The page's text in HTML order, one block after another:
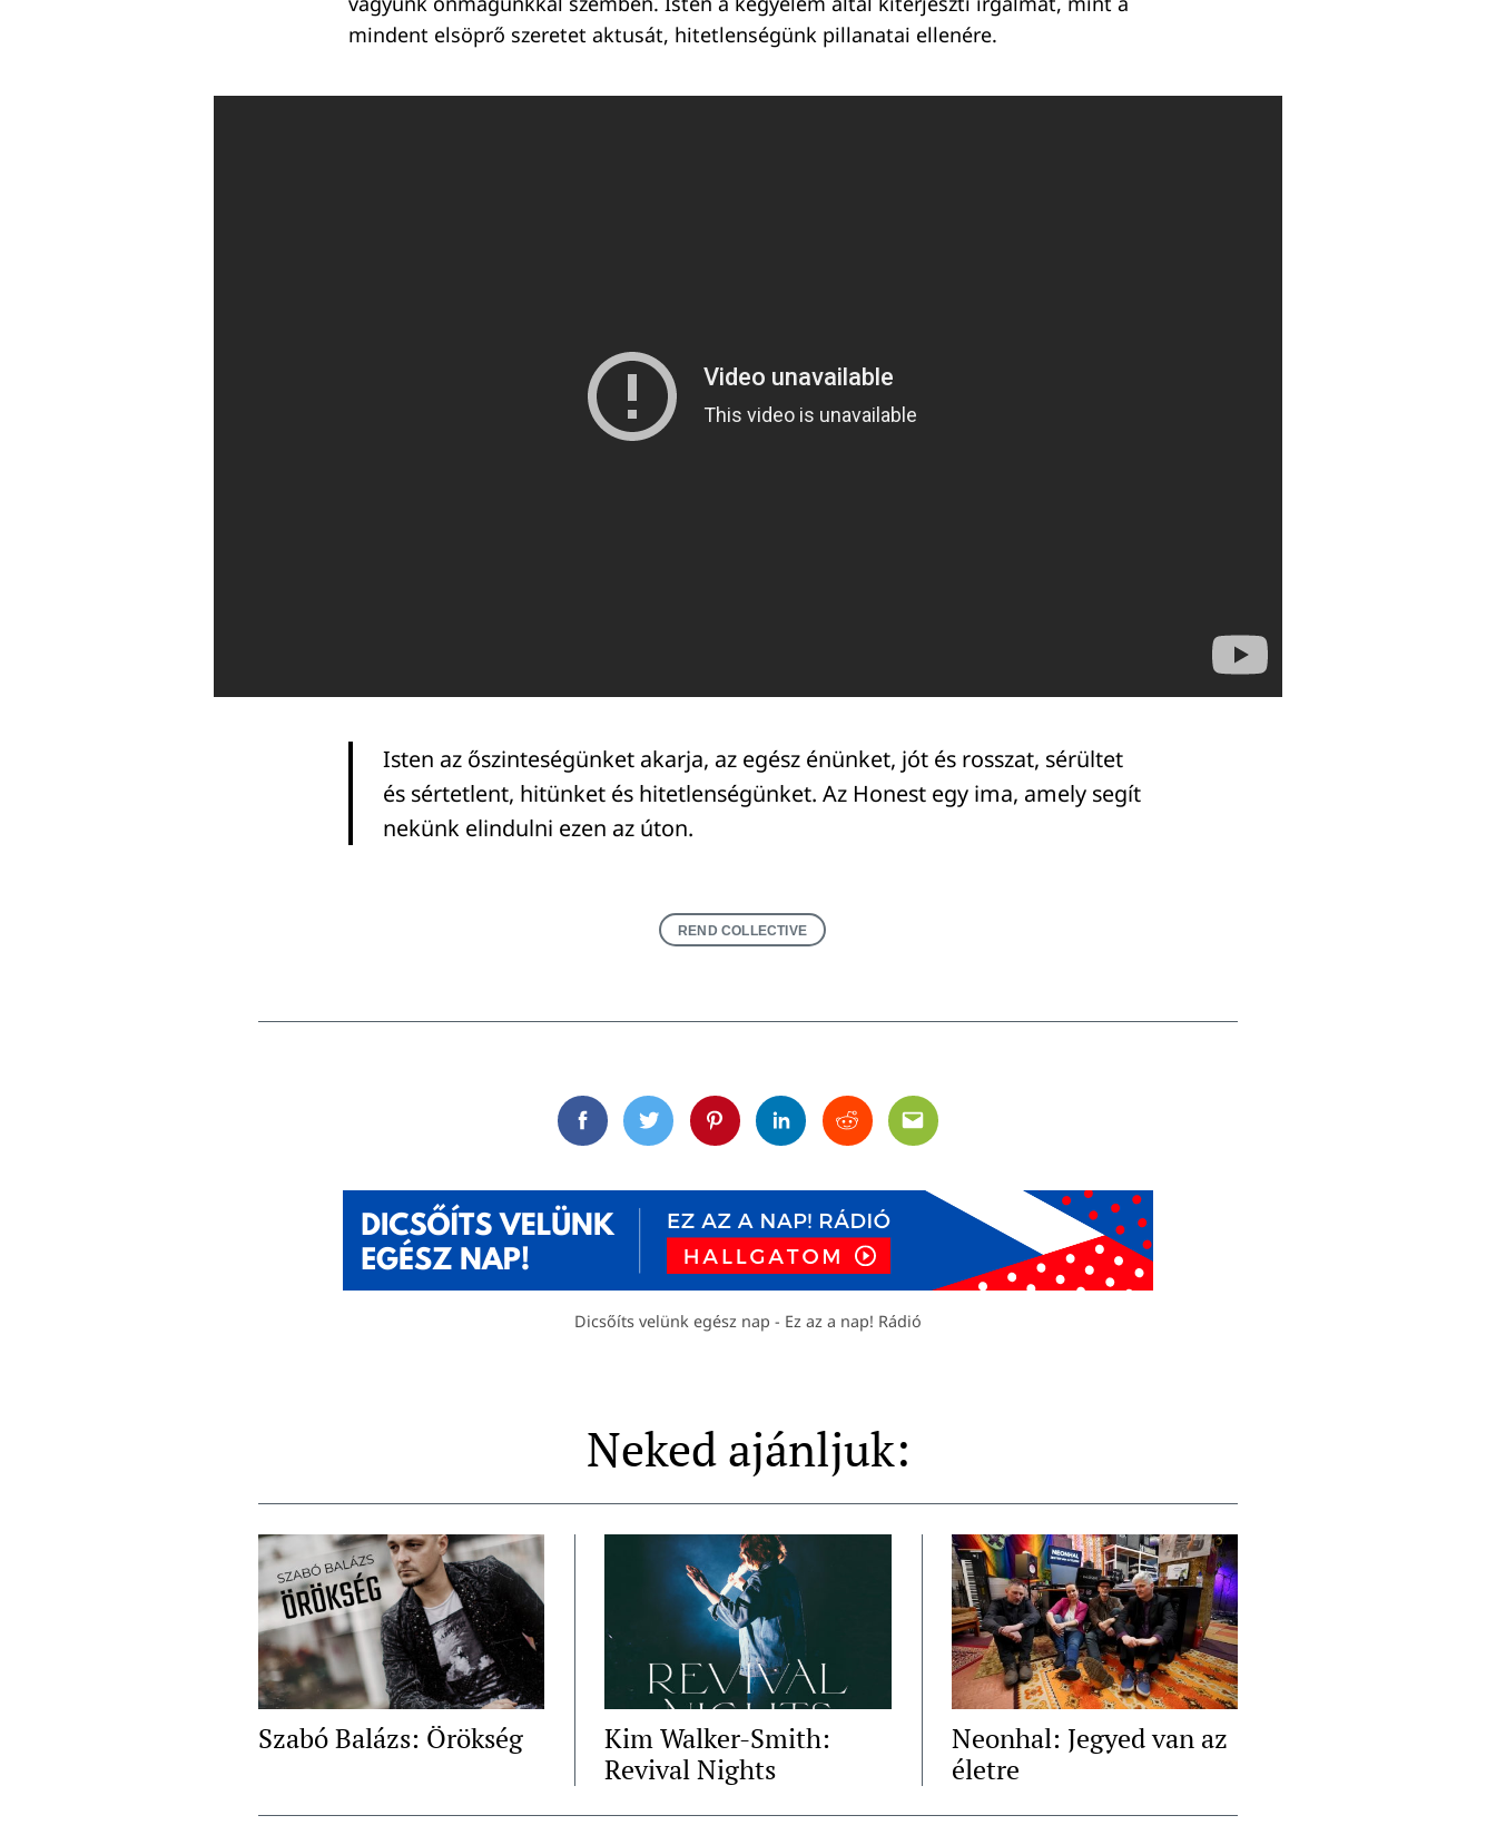
mindent elsöprő szeretet aktusát, hitetlenségünk pillanatai ellenére.
Isten az őszinteségünket akarja, az egész énünket, jót és rosszat, sérültet
és sértetlent, hitünket és hitetlenségünket. Az Honest egy ima, amely segít
nekünk elindulni ezen az úton.
REND COLLECTIVE
FacebookTwitterPinterestLinkedinRedditEmail
Dicsőíts velünk egész nap - Ez az a nap! Rádió
Neked ajánljuk:
Szabó Balázs: Örökség
Kim Walker-Smith:
Revival Nights
Neonhal: Jegyed van az
életre